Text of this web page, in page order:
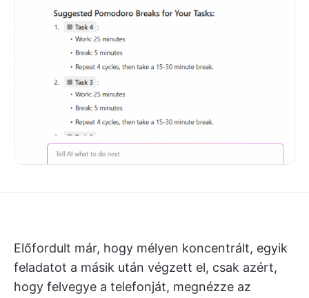
Előfordult már, hogy mélyen koncentrált, egyik
feladatot a másik után végzett el, csak azért,
hogy felvegye a telefonját, megnézze az